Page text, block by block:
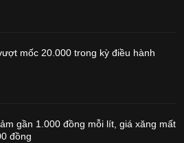
mốc 20.000 trong kỳ điều hành
gần 1.000 đồng mỗi lít, giá xăng mất
đồng